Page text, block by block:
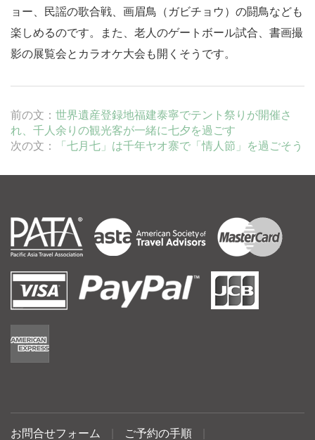
ョー、民謡の歌合戦、画眉鳥（ガビチョウ）の闘鳥なども
楽しめるのです。また、老人のゲートボール試合、書画撮
影の展覧会とカラオケ大会も開くそうです。
前の文： 世界遺産登録地福建泰寧でテント祭りが開催さ
れ、千人余りの観光客が一緒に七夕を過ごす
次の文：
「七月七」は千年ヤオ寨で「情人節」を過ごそう
お問合せフォーム ご予約の手順